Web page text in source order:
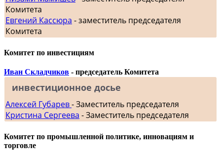
Комитета
Евгений Кассюра - заместитель председателя
Комитета
Комитет по инвестициям
Иван Складчиков - председатель Комитета
инвестиционное досье
Алексей Губарев- Заместитель председателя
Кристина Сергеева - Заместитель председателя
Комитет по промышленной политике, инновациям и
торговле